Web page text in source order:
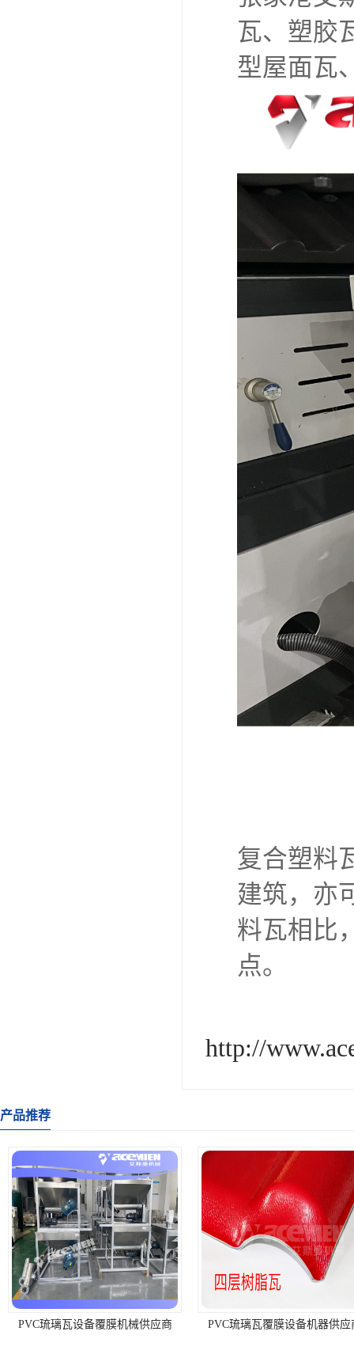
瓦、塑胶
型屋面瓦
复合塑料
建筑，亦
料瓦相比
点。
http://
产品推荐
PVC琉璃瓦设备覆膜机械供应商 PVC琉璃瓦覆膜设备机器供应